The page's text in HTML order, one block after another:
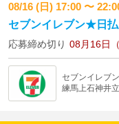
08/16 (日) 17:00 〜
セブンイレブン★日
応募締め切り 08月16日
セブンイレブン
練馬上石神井